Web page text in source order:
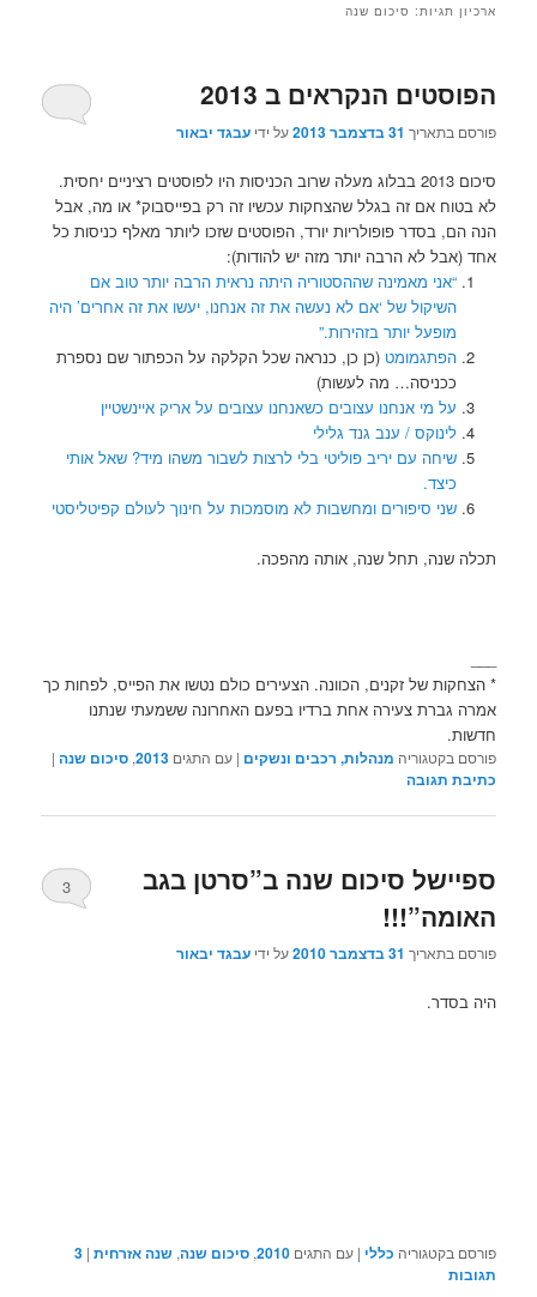
ארכיון תגיות: סיכום שנה
הפוסטים הנקראים ב 2013
פורסם בתאריך 31 בדצמבר 2013 על ידיעבגד יבאור
סיכום 2013 בבלוג מעלה שרוב הכניסות היו לפוסטים רציניים יחסית.
לא בטוח אם זה בגלל שהצחקות עכשיו זה רק בפייסבוק* או מה, אבל
הנה הם, בסדר פופולריות יורד, הפוסטים שזכו ליותר מאלף כניסות כל
אחד (אבל לא הרבה יותר מזה יש להודות):
“אני מאמינה שההסטוריה היתה נראית הרבה יותר טוב אם
השיקול של ‘אם לא נעשה את זה אנחנו, יעשו את זה אחרים’ היה
מופעל יותר בזהירות.”
הפתגמומט (כן כן, כנראה שכל הקלקה על הכפתור שם נספרת
ככניסה… מה לעשות)
על מי אנחנו עצובים כשאנחנו עצובים על אריק איינשטיין
לינוקס / ענב גנד גלילי
שיחה עם יריב פוליטי בלי לרצות לשבור משהו מיד? שאל אותי
כיצד.
שני סיפורים ומחשבות לא מוסמכות על חינוך לעולם קפיטליסטי
תכלה שנה, תחל שנה, אותה מהפכה.
* הצחקות של זקנים, הכוונה. הצעירים כולם נטשו את הפייס, לפחות כך
אמרה גברת צעירה אחת ברדיו בפעם האחרונה ששמעתי שנתנו
חדשות.
פורסם בקטגוריה מנהלות, רכבים ונשקים |עם התגים 2013
,סיכום שנה |
כתיבת תגובה
ספיישל סיכום שנה ב”סרטן בגב
האומה”!!!
פורסם בתאריך 31 בדצמבר 2010 על ידיעבגד יבאור
3
היה בסדר.
פורסם בקטגוריה כללי |עם התגים 2010
,סיכום שנה,שנה אזרחית |
3
תגובות